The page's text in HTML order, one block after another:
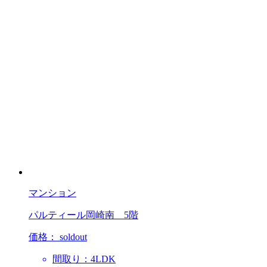
マンション
パルティール岡崎南 5階
価格： soldout
間取り：4LDK